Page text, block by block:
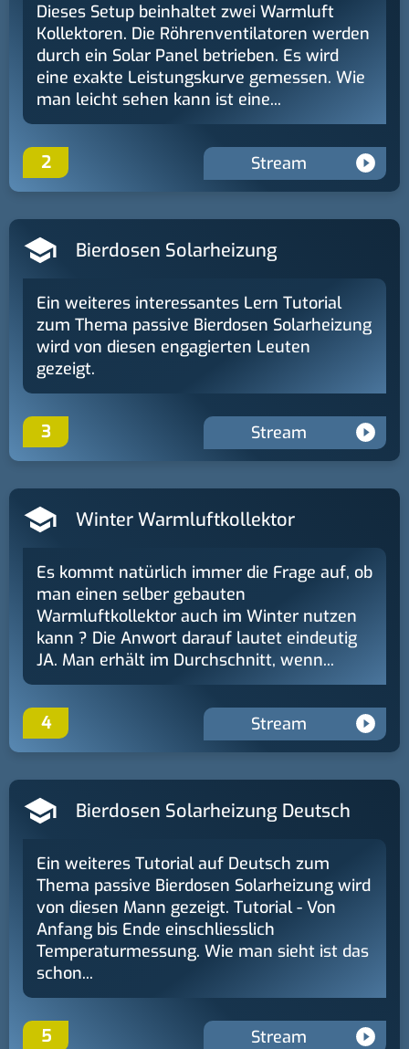
Dieses Setup beinhaltet zwei Warmluft
Kollektoren. Die Röhrenventilatoren werden
durch ein Solar Panel betrieben. Es wird
eine exakte Leistungskurve gemessen. Wie
man leicht sehen kann ist eine...
2 Stream
Bierdosen Solarheizung
Ein weiteres interessantes Lern Tutorial
zum Thema passive Bierdosen Solarheizung
wird von diesen engagierten Leuten
gezeigt.
3 Stream
Winter Warmluftkollektor
Es kommt natürlich immer die Frage auf, ob
man einen selber gebauten
Warmluftkollektor auch im Winter nutzen
kann ? Die Anwort darauf lautet eindeutig
JA. Man erhält im Durchschnitt, wenn...
4 Stream
Bierdosen Solarheizung Deutsch
Ein weiteres Tutorial auf Deutsch zum
Thema passive Bierdosen Solarheizung wird
von diesen Mann gezeigt. Tutorial - Von
Anfang bis Ende einschliesslich
Temperaturmessung. Wie man sieht ist das
schon...
5 Stream